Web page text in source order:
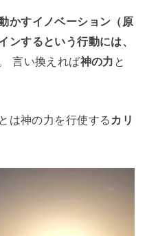
かすイノベーション（原
ンするという行動には、
言い換えれば神の力 と
は神の力を行使する カリ